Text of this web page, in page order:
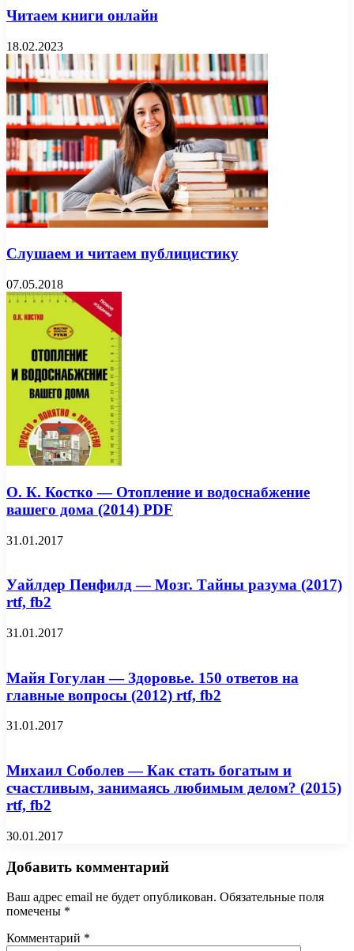
Читаем книги онлайн
18.02.2023
Слушаем и читаем публицистику
07.05.2018
О. К. Костко — Отопление и водоснабжение
вашего дома (2014) PDF
31.01.2017
Уайлдер Пенфилд — Мозг. Тайны разума (2017)
rtf, fb2
31.01.2017
Майя Гогулан — Здоровье. 150 ответов на
главные вопросы (2012) rtf, fb2
31.01.2017
Михаил Соболев — Как стать богатым и
счастливым, занимаясь любимым делом? (2015)
rtf, fb2
30.01.2017
Добавить комментарий
Ваш адрес email не будет опубликован. Обязательные поля
помечены *
Комментарий *